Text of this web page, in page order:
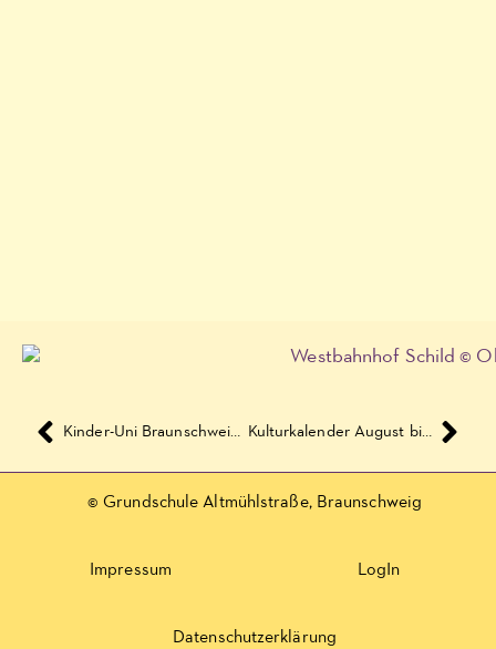
Kinder-Uni Braunschweig 2017 Kulturkalender August bis November 2017
© Grundschule Altmühlstraße, Braunschweig
Impressum LogIn
Datenschutzerklärung